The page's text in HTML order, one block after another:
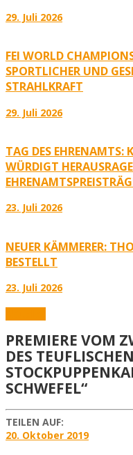
29. Juli 2026
FEI WORLD
PORTLICHER UND
TRAHLKRAFT
29. Juli 2026
TAG DES EHRENAMTS:
WÜRDIGT
23. Juli 2026
NEUER KÄMMERER:
BESTELLT
23. Juli 2026
PREMIERE VOM
DES TEUFLISCHEN
SCHWEFEL“
TEILEN AUF:
20. Oktober 2019